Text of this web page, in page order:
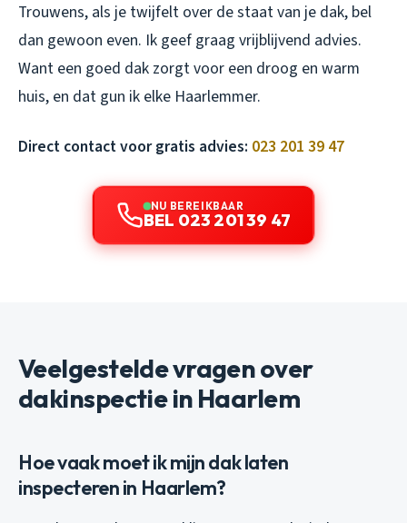
Trouwens, als je twijfelt over de staat van je dak, bel
dan gewoon even. Ik geef graag vrijblijvend advies.
Want een goed dak zorgt voor een droog en warm
huis, en dat gun ik elke Haarlemmer.
Direct contact voor gratis advies: 023 201 39 47
NU BEREIKBAAR
BEL 023 201 39 47
Veelgestelde vragen over
dakinspectie in Haarlem
Hoe vaak moet ik mijn dak laten
inspecteren in Haarlem?